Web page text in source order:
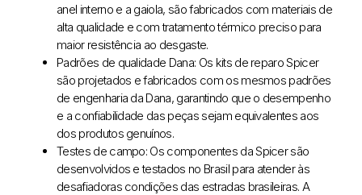
anel interno e a gaiola, são fabricados com materiais de
alta qualidade e com tratamento térmico preciso para
maior resistência ao desgaste.
Padrões de qualidade Dana: Os kits de reparo Spicer
são projetados e fabricados com os mesmos padrões
de engenharia da Dana, garantindo que o desempenho
e a confiabilidade das peças sejam equivalentes aos
dos produtos genuínos.
Testes de campo: Os componentes da Spicer são
desenvolvidos e testados no Brasil para atender às
desafiadoras condições das estradas brasileiras. A